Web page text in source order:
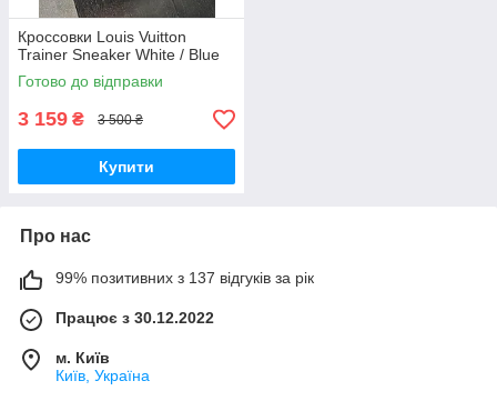
Кроссовки Louis Vuitton
Trainer Sneaker White / Blue
Готово до відправки
3 159 ₴ 3 500 ₴
Купити
Про нас
99% позитивних з 137 відгуків за рік
Працює з 30.12.2022
м. Київ
Київ, Україна